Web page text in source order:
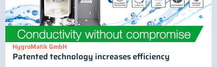
HygroMatik GmbH
Patented technology increases efficiency